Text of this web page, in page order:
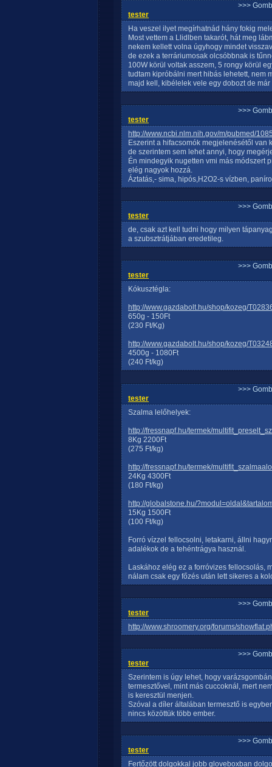
>>>
tester
Ha veszel ilyet megírhatnád hány fokig
Most vettem a Llidlben takarót, hát meg
nekem kellett volna úgyhogy mindet
de ezek a terráriumosak olcsóbbnak is
100W körül voltak asszem, 5 rongy körül
tudtam kipróbálni mert hibás lehetett, nem
majd kell, kibélelek vele egy dobozt de már
>>>
tester
http://www.ncbi.nlm.nih.gov/m/pubmed/
Eszerint a hifacsomók megjelenésétől
de szerintem sem lehet annyi, hogy
Én mindegyik nugetten vmi más módszert
elég nagyok hozzá.
Áztatás,- sima, hipós,H2O2-s vízben,
>>>
tester
de, csak azt kell tudni hogy milyen
a szubsztrátjában eredetileg.
>>>
tester
Kókusztégla:
http://www.gazdabolt.hu/shop/kozeg/
650g - 150Ft
(230 Ft/Kg)
http://www.gazdabolt.hu/shop/kozeg/
4500g - 1080Ft
(240 Ft/kg)
>>>
tester
Szalma lelőhelyek:
http://fressnapf.hu/termek/
8Kg 2200Ft
(275 Ft/kg)
http://fressnapf.hu/termek/
24Kg 4300Ft
(180 Ft/kg)
http://globalstone.hu/
15Kg 1500Ft
(100 Ft/kg)
Forró vízzel fellocsolni, letakarni, állni
adalékok de a tehéntrágya használ.
Laskához elég ez a forróvizes fellocsolás,
nálam csak egy főzés után lett sikeres a
>>>
tester
http://www.shroomery.org/forums/
>>>
tester
Szerintem is úgy lehet, hogy
termesztővel, mint más cuccoknál, mert
is keresztül menjen.
Szóval a díler általában termesztő is
nincs közöttük több ember.
>>>
tester
Fertőzött dolgokkal jobb gloveboxban